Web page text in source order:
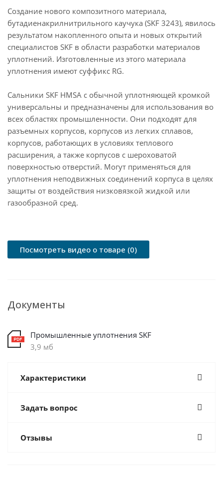
Создание нового композитного материала,
бутадиенакрилнитрильного каучука (SKF 3243), явилось
результатом накопленного опыта и новых открытий
специалистов SKF в области разработки материалов
уплотнений. Изготовленные из этого материала
уплотнения имеют суффикс RG.
Сальники SKF HMSA с обычной уплотняющей кромкой
универсальны и предназначены для использования во
всех областях промышленности. Они подходят для
разъемных корпусов, корпусов из легких сплавов,
корпусов, работающих в условиях теплового
расширения, а также корпусов с шероховатой
поверхностью отверстий. Могут применяться для
уплотнения неподвижных соединений корпуса в целях
защиты от воздействия низковязкой жидкой или
газообразной сред.
Посмотреть видео о товаре (0)
Документы
Промышленные уплотнения SKF
3,9 мб
Характеристики
Задать вопрос
Отзывы